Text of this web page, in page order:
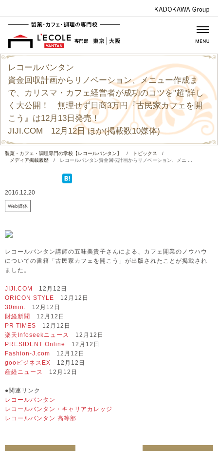
レコールバンタン
資金回収計画からリノベーション、メニュー作成ま
で、カリスマ・カフェ経営者が成功のコツを"超"詳し
く大公開！ 無理せず日商3万円『古民家カフェを開
こう』は12月13日発売！
JIJI.COM 12月12日 ほか(掲載数10媒体)
製菓・カフェ・調理専門の学校【レコールバンタン】 / トピックス
/
メディア掲載履歴
/ レコールバンタン資金回収計画からリノベーション、メニ ...
2016.12.20
Web媒体
レコールバンタン講師の五味美貴子さんによる、カフェ開業のノウハウ
についての書籍「古民家カフェを開こう」が出版されたことが掲載され
ました。
JIJI.COM
12月12日
ORICON STYLE 12月12日
30min. 12月12日
財経新聞
12月12日
PR TIMES 12月12日
楽天Infoseekニュース
12月12日
PRESIDENT Online
12月12日
Fashion-J.com 12月12日
gooビジネスEX 12月12日
産経ニュース
12月12日
●関連リンク
レコールバンタン
レコールバンタン・キャリアカレッジ
レコールバンタン 高等部